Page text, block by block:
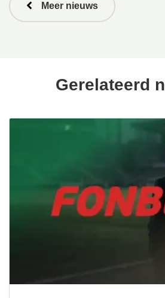
Meer nieuws
Gerelateerd